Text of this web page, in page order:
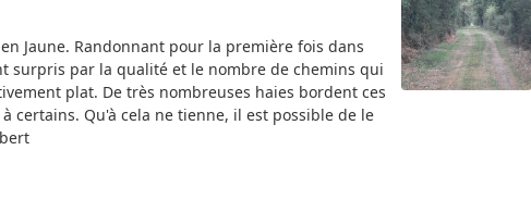
Jaune. Randonnant pour la première fois dans
surpris par la qualité et le nombre de chemins qui
plat. De très nombreuses haies bordent ces
Qu'à cela ne tienne, il est possible de le